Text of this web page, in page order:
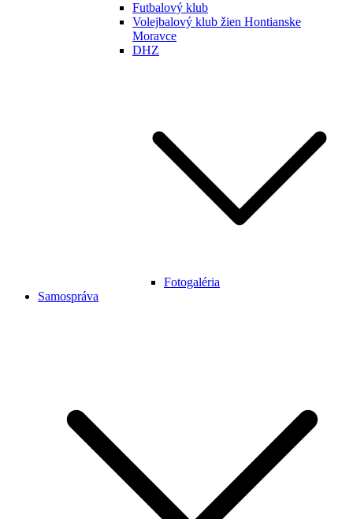
Futbalový klub
Volejbalový klub žien Hontianske
Moravce
DHZ
Fotogaléria
Samospráva